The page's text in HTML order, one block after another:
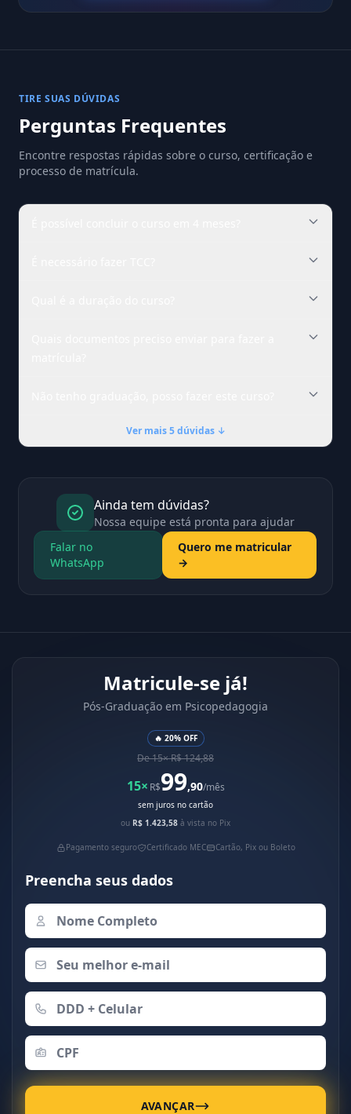
TIRE SUAS DÚVIDAS
Perguntas Frequentes
Encontre respostas rápidas sobre o curso, certificação e
processo de matrícula.
Ver mais 5 dúvidas ↓
Ainda tem dúvidas?
Nossa equipe está pronta para ajudar
Falar no
WhatsApp
Quero me matricular
→
Matricule-se já!
Pós-Graduação em Psicopedagogia
🔥 20% OFF
De 15× R$ 124,88
15× R$99,90/mês
sem juros no cartão
ou R$ 1.423,58 à vista no Pix
Pagamento seguro Certificado MEC Cartão, Pix ou Boleto
Preencha seus dados
AVANÇAR